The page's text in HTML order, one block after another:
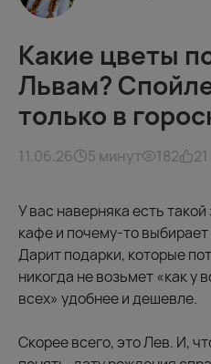
Какие цветы
Львам?
только в
11.06.26 5 минут 182 21
У вас наверняка есть
кафе и почему-то
Дарит подарки, которые
никогда не возьмет «как у
всех» удобнее и дешевле.
Скорее всего, это Лев. И,